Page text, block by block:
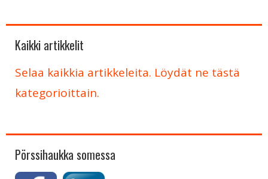
Kaikki artikkelit
Selaa kaikkia artikkeleita. Löydät ne tästä
kategorioittain.
Pörssihaukka somessa